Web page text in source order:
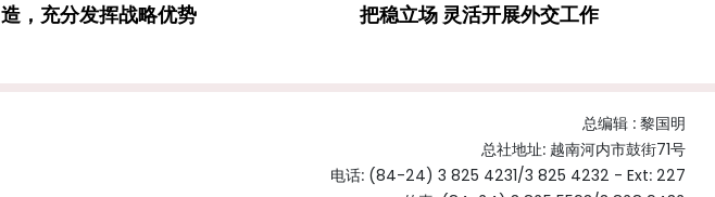
造，充分发挥战略优势
把稳立场 灵活开展外交工作
总编辑 : 黎国明
总社地址: 越南河内市鼓街71号
电话: (84-24) 3 825 4231/3 825 4232 - Ext: 227